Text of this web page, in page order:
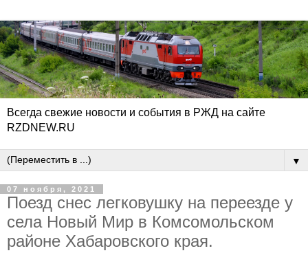
Всегда свежие новости и события в РЖД на сайте
RZDNEW.RU
▼
07 ноября, 2021
Поезд снес легковушку на переезде у
села Новый Мир в Комсомольском
районе Хабаровского края.